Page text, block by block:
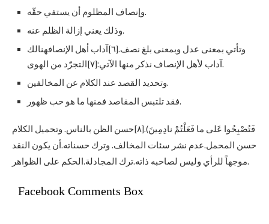
وإنصاف المظلوم أن يستفي حقّه.
وذلك يعني إزالة الظلم عنه.
وتأتي بمعنى عدل وبمعنى بلغ نصف.[٦]آداب أهل الإنصافهنالك
آداب لأهل الإنصاف نذكر منها الآتي:[٧]التجرّد من الهوى.
وتحديد القصد عند الكلام عن المخالفين.
فقد تلتبس المقاصد فمنها ما هو حب ظهور.
فَتُصْبِحُوا عَلى ما فَعَلْتُمْ نادِمِينَ).[٨]حسن الظن بالناس. وتحميل الكلام
حسن المحمل.عدم نشر سئات المخالف. وترك حسناته.أن يكون النقد
موجهاً للرأي وليس لصاحبه ذاته.ترك المجادلة.الحكم على الظواهر.
Facebook Comments Box